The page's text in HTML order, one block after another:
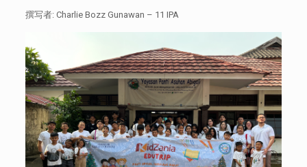
撰写者: Charlie Bozz Gunawan – 11 IPA